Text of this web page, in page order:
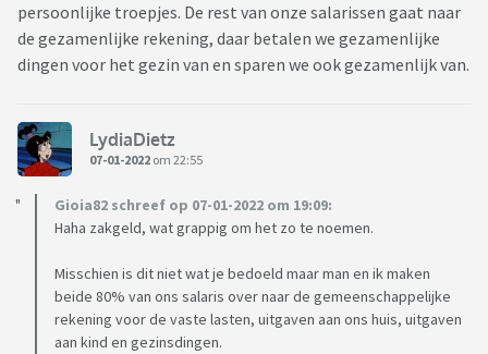
persoonlijke troepjes. De rest van onze salarissen gaat naar
de gezamenlijke rekening, daar betalen we gezamenlijke
dingen voor het gezin van en sparen we ook gezamenlijk van.
LydiaDietz
07-01-2022 om 22:55
Gioia82 schreef op 07-01-2022 om 19:09:
Haha zakgeld, wat grappig om het zo te noemen.
Misschien is dit niet wat je bedoeld maar man en ik maken
beide 80% van ons salaris over naar de gemeenschappelijke
rekening voor de vaste lasten, uitgaven aan ons huis, uitgaven
aan kind en gezinsdingen.